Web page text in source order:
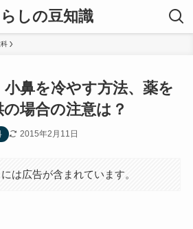
らしの豆知識
鼻を冷やす方法、薬を
場合の注意は？
2015年2月11日
は広告が含まれています。